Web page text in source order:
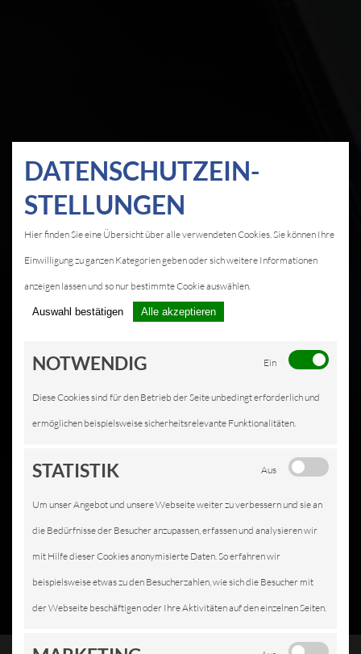
DATEN­SCHUTZ­EIN­
STELLUNGEN
Hier finden Sie eine Übersicht über alle verwendeten Cookies. Sie können Ihre
Einwilligung zu ganzen Kategorien geben oder sich weitere Informationen
anzeigen lassen und so nur bestimmte Cookie auswählen.
Auswahl bestätigen Alle akzeptieren
NOTWENDIG Ein
Diese Cookies sind für den Betrieb der Seite unbedingt erforderlich und
ermöglichen beispielsweise sicherheitsrelevante Funktionalitäten.
STATISTIK Aus
Um unser Angebot und unsere Webseite weiter zu verbessern und sie an
die Bedürfnisse der Besucher anzupassen, erfassen und analysieren wir
mit Hilfe dieser Cookies anonymisierte Daten. So erfahren wir
beispielsweise etwas zu den Besucherzahlen, wie sich die Besucher mit
der Webseite beschäftigen oder Ihre Aktivitäten auf den einzelnen Seiten.